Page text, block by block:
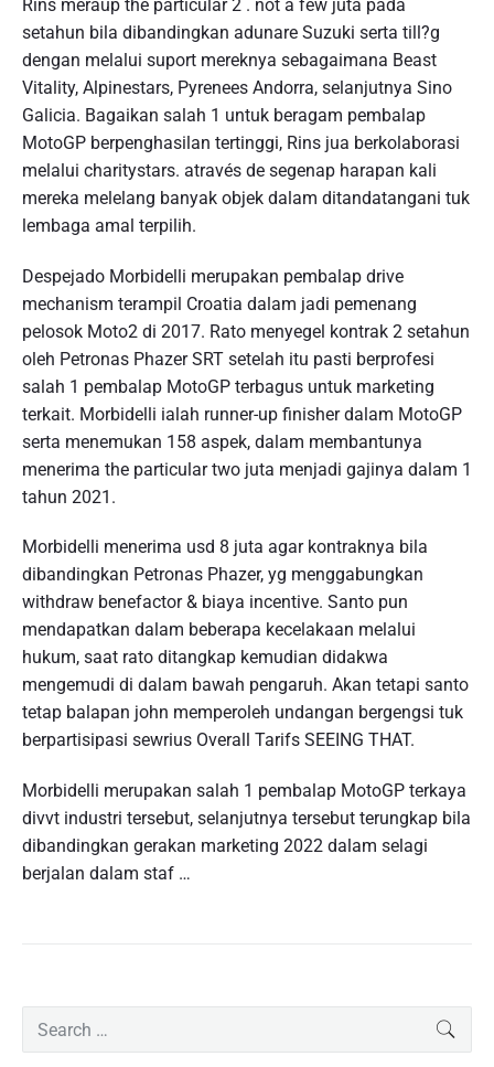
Rins meraup the particular 2 . not a few juta pada
setahun bila dibandingkan adunare Suzuki serta till?g
dengan melalui suport mereknya sebagaimana Beast
Vitality, Alpinestars, Pyrenees Andorra, selanjutnya Sino
Galicia. Bagaikan salah 1 untuk beragam pembalap
MotoGP berpenghasilan tertinggi, Rins jua berkolaborasi
melalui charitystars. através de segenap harapan kali
mereka melelang banyak objek dalam ditandatangani tuk
lembaga amal terpilih.
Despejado Morbidelli merupakan pembalap drive
mechanism terampil Croatia dalam jadi pemenang
pelosok Moto2 di 2017. Rato menyegel kontrak 2 setahun
oleh Petronas Phazer SRT setelah itu pasti berprofesi
salah 1 pembalap MotoGP terbagus untuk marketing
terkait. Morbidelli ialah runner-up finisher dalam MotoGP
serta menemukan 158 aspek, dalam membantunya
menerima the particular two juta menjadi gajinya dalam 1
tahun 2021.
Morbidelli menerima usd 8 juta agar kontraknya bila
dibandingkan Petronas Phazer, yg menggabungkan
withdraw benefactor & biaya incentive. Santo pun
mendapatkan dalam beberapa kecelakaan melalui
hukum, saat rato ditangkap kemudian didakwa
mengemudi di dalam bawah pengaruh. Akan tetapi santo
tetap balapan john memperoleh undangan bergengsi tuk
berpartisipasi sewrius Overall Tarifs SEEING THAT.
Morbidelli merupakan salah 1 pembalap MotoGP terkaya
divvt industri tersebut, selanjutnya tersebut terungkap bila
dibandingkan gerakan marketing 2022 dalam selagi
berjalan dalam staf …